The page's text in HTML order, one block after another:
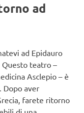
ad
ad Epidauro
teatro –
Asclepio – è
Dopo aver
farete ritorno